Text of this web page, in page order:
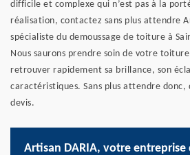
difficile et complexe qui n’est pas à la
réalisation, contactez sans plus attendre
spécialiste du demoussage de toiture à
Nous saurons prendre soin de votre
retrouver rapidement sa brillance, son
caractéristiques. Sans plus attendre donc,
devis.
Artisan DARIA, votre entreprise